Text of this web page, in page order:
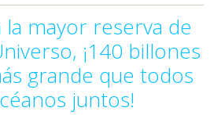
mayor reserva de
¡140 billones
grande que todos
juntos!